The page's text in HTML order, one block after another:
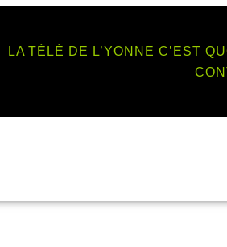
LA TÉLÉ DE L’YONNE C’EST